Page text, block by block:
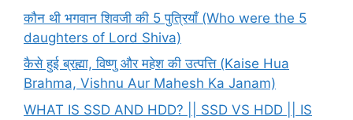
कौन थी भगवान शिवजी की 5 पुत्रियाँ (Who were the 5
daughters of Lord Shiva)
कैसे हुई ब्रह्मा, विष्णु और महेश की उत्पत्ति (Kaise Hua
Brahma, Vishnu Aur Mahesh Ka Janam)
WHAT IS SSD AND HDD? || SSD VS HDD || IS